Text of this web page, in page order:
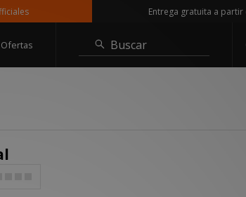
Entrega gratuita a partir de
Ofertas Buscar